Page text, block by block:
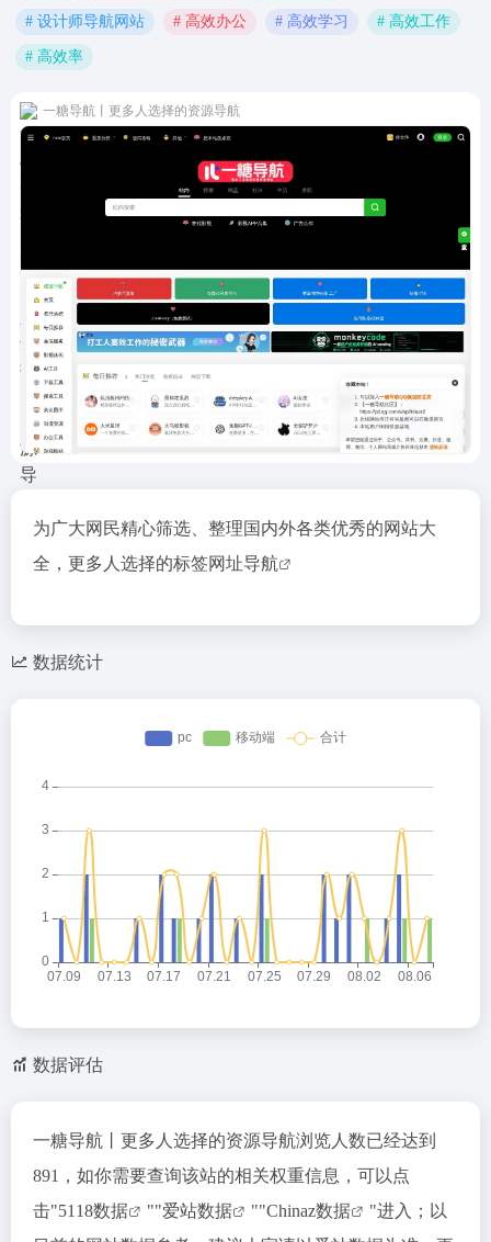
# 设计师导航网站 # 高效办公 # 高效学习 # 高效工作
# 高效率
一糖导航丨更多人选择的资源导航
为广大网民精心筛选、整理国内外各类优秀的网站大
全，更多人选择的标签网址导航
数据统计
数据评估
一糖导航丨更多人选择的资源导航浏览人数已经达到
891，如你需要查询该站的相关权重信息，可以点
击"5118数据 ""爱站数据 ""Chinaz数据
"进入；以